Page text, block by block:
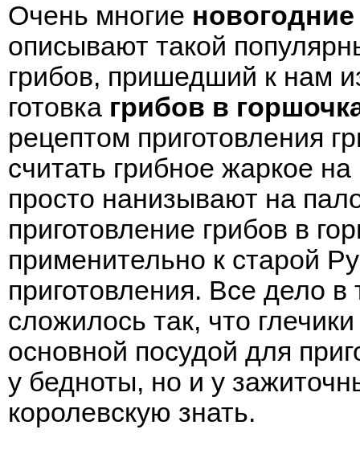
Очень многие
описывают такой
грибов, пришедший к нам
готовка грибов в
рецептом приготовления
считать грибное жаркое на
просто нанизывают на
приготовление грибов в
применительно к старой
приготовления. Все дело в
сложилось так, что
основной посудой для
у бедноты, но и у
королевскую знать.